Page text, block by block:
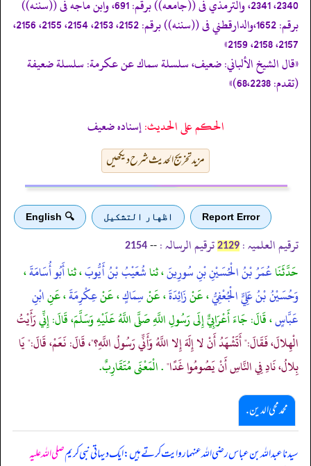
2340، 2341، والترمذي فى ((جامعه)) برقم: 691، وابن ماجه فى ((سننه))
برقم: 1652،والدارقطني فى ((سننه)) برقم: 2152، 2153، 2154، 2155، 2156،
2157، 2158، 2159»
«قال الشيخ الألباني: ضعيف، سلسلة سماك عن عكرمة: سلسلة ضعيفة
(تقدم: 68،2238)»
الحكم على الحديث:إسناده ضعيف
مزید تخریج الحدیث شرح دیکھیں
Report Error اظهار التشكيل 🔍 English
ترقیم العلمیہ : 2129 ترقیم الرسالہ : --
2154
حَدَّثَنَاعُمَرُ بْنُ الْحُسَيْنِ بْنِ سُورِينَ، ثناشُعَيْبُ بْنُ أَيُّوبَ، ثناأَبُو أُسَامَةَ،
وَحُسَيْنُ بْنُ عَلِيٍّ الْجُعْفِيُّ، عَنْزَائِدَةَ، عَنْسِمَاكٍ، عَنْعِكْرِمَةَ، عَنِابْنِ
عَبَّاسٍ، قَالَ: جَاءَ أَعْرَابِيٌّ إِلَى رَسُولِ اللَّهِ صَلَّى اللَّهُ عَلَيْهِ وَسَلَّمَ، قَالَ: إِنِّيرَأَيْتُ
الْهِلالَ، فَقَالَ:" أَتَشْهَدُ أَنْ لا إِلَهَ إِلا اللَّهُ وَأَنِّي رَسُولُ اللَّهِ؟"، قَالَ: نَعَمْ، قَالَ:" يَا
بِلالُ، نَادِ فِي النَّاسِ أَنْ يَصُومُوا غَدًا". الْمَعْنَى مُتَقَارِبٌ.
محمد محی الدین .
سیدنا عبداللہ بن عباس رضی اللہ عنہما روایت کرتے ہیں: ایک دیہاتی نبی کریمصلی اللہ علیہ